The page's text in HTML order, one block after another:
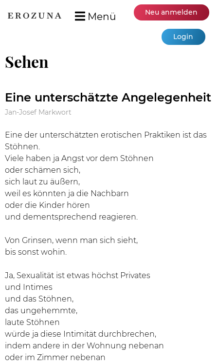
Menü Neu anmelden
Login
Sehen
Eine unterschätzte Angelegenheit
Jan-Josef Markwort
Eine der unterschätzten erotischen Praktiken ist das
Stöhnen.
Viele haben ja Angst vor dem Stöhnen
oder schämen sich,
sich laut zu äußern,
weil es könnten ja die Nachbarn
oder die Kinder hören
und dementsprechend reagieren.
Von Grinsen, wenn man sich sieht,
bis sonst wohin.
Ja, Sexualität ist etwas höchst Privates
und Intimes
und das Stöhnen,
das ungehemmte,
laute Stöhnen
würde ja diese Intimität durchbrechen,
indem andere in der Wohnung nebenan
oder im Zimmer nebenan